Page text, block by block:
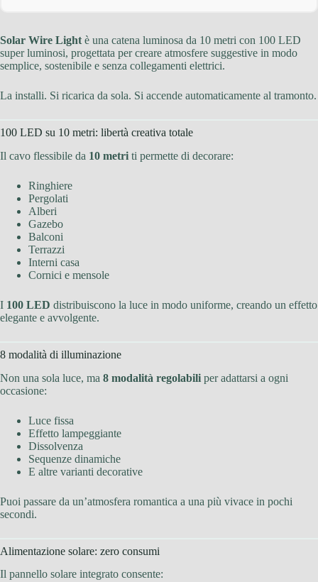
Solar Wire Light è una catena luminosa da 10 metri con 100 LED
super luminosi, progettata per creare atmosfere suggestive in modo
semplice, sostenibile e senza collegamenti elettrici.
La installi. Si ricarica da sola. Si accende automaticamente al tramonto.
100 LED su 10 metri: libertà creativa totale
Il cavo flessibile da 10 metri ti permette di decorare:
Ringhiere
Pergolati
Alberi
Gazebo
Balconi
Terrazzi
Interni casa
Cornici e mensole
I 100 LED distribuiscono la luce in modo uniforme, creando un effetto
elegante e avvolgente.
8 modalità di illuminazione
Non una sola luce, ma 8 modalità regolabili per adattarsi a ogni
occasione:
Luce fissa
Effetto lampeggiante
Dissolvenza
Sequenze dinamiche
E altre varianti decorative
Puoi passare da un’atmosfera romantica a una più vivace in pochi
secondi.
Alimentazione solare: zero consumi
Il pannello solare integrato consente: